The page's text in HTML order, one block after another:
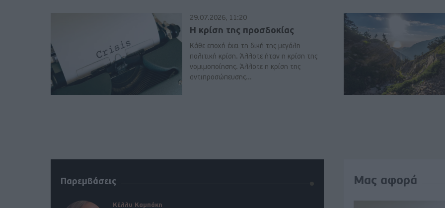
29.07.2026, 11:20
Η κρίση της προσδοκίας
Κάθε εποχή έχει τη δική της μεγάλη
πολιτική κρίση. Άλλοτε ήταν η κρίση της
νομιμοποίησης. Άλλοτε η κρίση της
αντιπροσώπευσης...
Παρεμβάσεις
Κέλλυ Καμπάκη
Μας αφορά